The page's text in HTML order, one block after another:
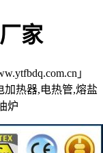
家
」
加热器,电热管,熔盐
炉